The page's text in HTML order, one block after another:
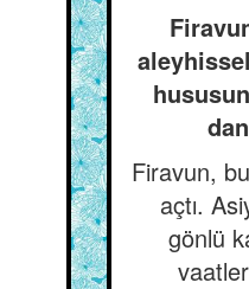
Firavun,
açtı.
gönlü